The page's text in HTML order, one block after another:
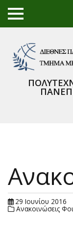
TO
GGL
NU
29 Ιουνίου 2016
Ανακοινώσεις